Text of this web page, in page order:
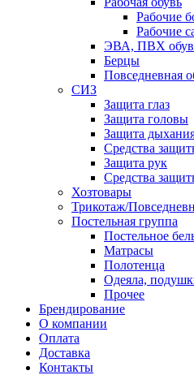
Рабочие
Рабочие
ЭВА, ПВХ
Берцы
Повседневная
СИЗ
Защита глаз
Защита головы
Защита
Средства
Защита рук
Средства
Хозтовары
Трикотаж/
Постельная группа
Постельное
Матрасы
Полотенца
Одеяла,
Прочее
Брендирование
О компании
Оплата
Доставка
Контакты